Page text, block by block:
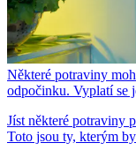
Některé potraviny
odpočinku. Vyplatí se
Jíst některé potraviny
Toto jsou ty, kterým